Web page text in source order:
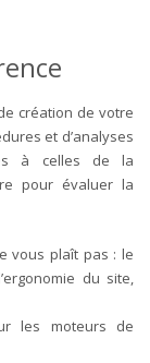
création de votre
et d’analyses
à celles de la
pour évaluer la
vous plaît pas : le
du site,
les moteurs de